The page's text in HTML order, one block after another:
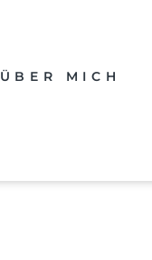
ÜBER MICH